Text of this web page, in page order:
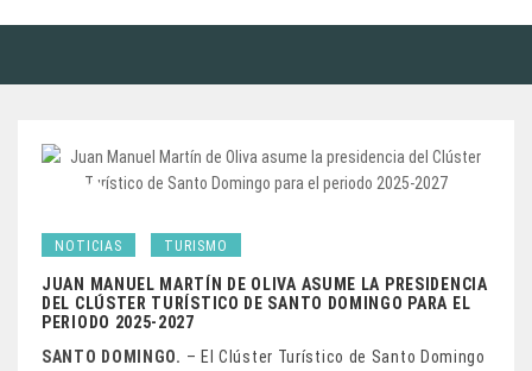
NOTICIAS TURISMO
JUAN MANUEL MARTÍN DE OLIVA ASUME LA PRESIDENCIA
DEL CLÚSTER TURÍSTICO DE SANTO DOMINGO PARA EL
PERIODO 2025-2027
SANTO DOMINGO. – El Clúster Turístico de Santo Domingo